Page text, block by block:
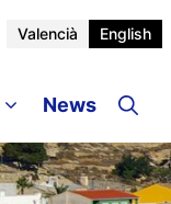
Valencià English
News